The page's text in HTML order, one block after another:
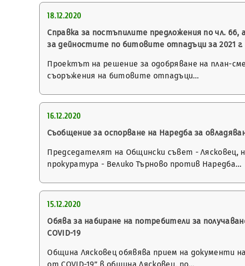
18.12.2020
Справка за постъпилите предложения по чл.
за дейностите по битовите отпадъци за 2021 г.
Проектът на решение за одобряване на план-
съоръжения на битовите отпадъци…
16.12.2020
Съобщение за оспорване на Наредба за
Председателят на Общински съвет - Лясковец,
прокуратура - Велико Търново против Наредба…
15.12.2020
Обява за набиране на потребители за
COVID-19
Община Лясковец обявява прием на документи